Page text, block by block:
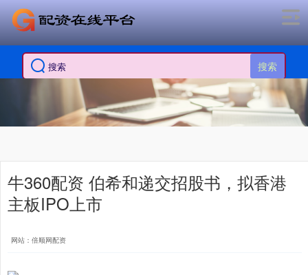
搜索
牛360配资 伯希和递交招股书，拟香港
主板IPO上市
网站：倍顺网配资